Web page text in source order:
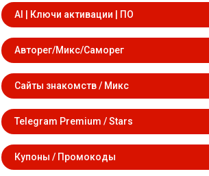
AI | Ключи активации | ПО
Авторег/Микс/Саморег
Сайты знакомств / Микс
Telegram Premium / Stars
Купоны / Промокоды